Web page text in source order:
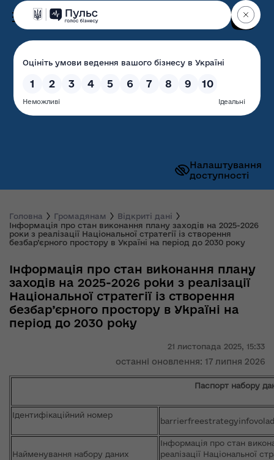
Налаштування
доступності
Волинська обласна
державна адміністрація
Головна Громадянам
Відкриті дані
Інформація про стан виконання плану заходів на 2025-2026
роки з реалізації Національної стратегії із створення
безбар’єрного простору в Україні на період до 2030 року
21 листопада 2025, 15:33
останні оновлення: 17 липня 2026
Інформація про стан виконання плану
заходів на 2025-2026 роки з реалізації
Національної стратегії із створення
безбар’єрного простору в Україні на
період до 2030 року
Паспорт набору
Ідентифікаційний номер
Найменування набору даних
Інформація про стан
реалізації Національної